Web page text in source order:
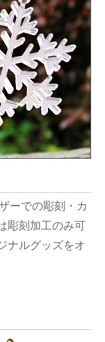
ーでの彫刻・カ
彫刻加工のみ可
ナルグッズをオ